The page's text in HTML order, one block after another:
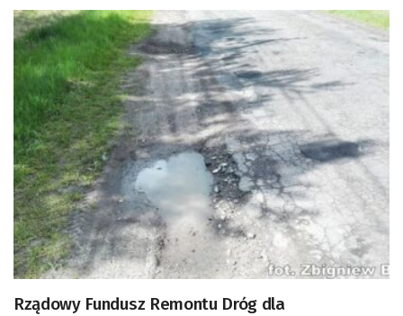
Rządowy Fundusz Remontu Dróg dla